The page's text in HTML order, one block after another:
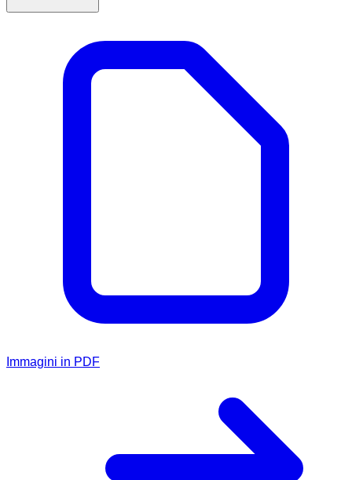
Immagini in PDF